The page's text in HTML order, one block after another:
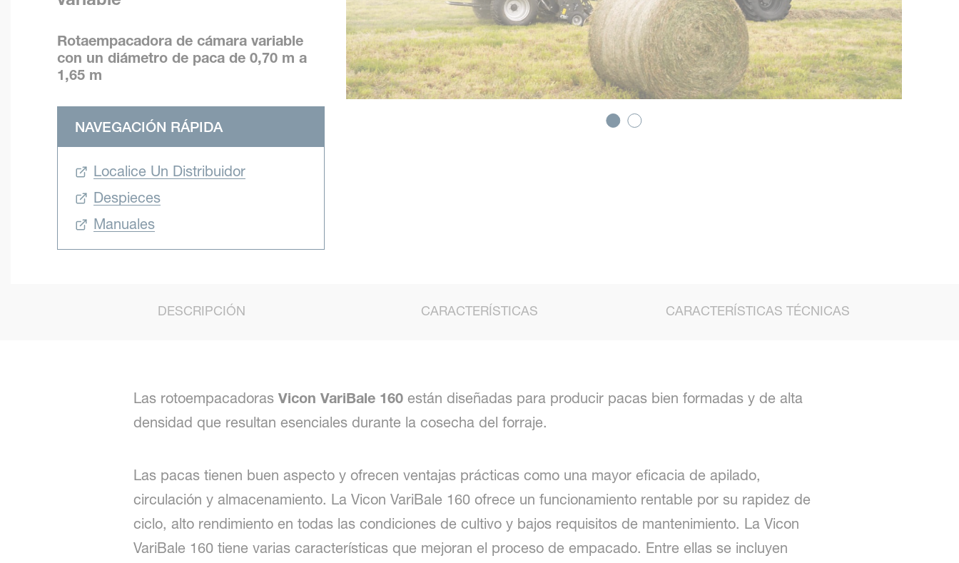
Rotaempacadora de cámara variable
con un diámetro de paca de 0,70 m a
1,65 m
NAVEGACIÓN RÁPIDA
Localice Un Distribuidor
Despieces
Manuales
DESCRIPCIÓN CARACTERÍSTICAS CARACTERÍSTICAS TÉCNICAS
Las rotoempacadoras Vicon VariBale 160están diseñadas para producir pacas bien formadas y de alta
densidad que resultan esenciales durante la cosecha del forraje.
Las pacas tienen buen aspecto y ofrecen ventajas prácticas como una mayor eficacia de apilado,
circulación y almacenamiento. La Vicon VariBale 160 ofrece un funcionamiento rentable por su rapidez de
ciclo, alto rendimiento en todas las condiciones de cultivo y bajos requisitos de mantenimiento. La Vicon
VariBale 160 tiene varias características que mejoran el proceso de empacado. Entre ellas se incluyen